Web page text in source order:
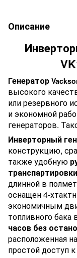
Описание
Генератор
высокого
или резервного
и экономной
генераторов.
Инверторный
конструкцию,
также удобную
транспартировки
длинной в
оснащен 4-
экономичным
топливного бака
часов без
расположенная
простой доступ